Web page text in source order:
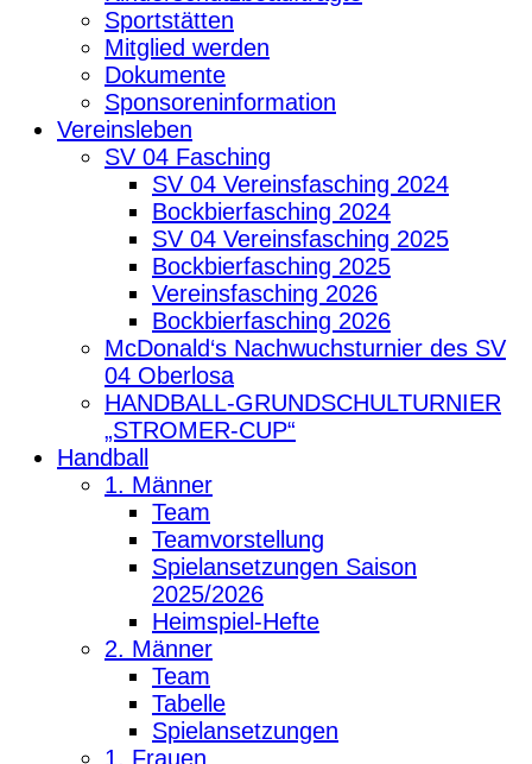
Sportstätten
Mitglied werden
Dokumente
Sponsoreninformation
Vereinsleben
SV 04 Fasching
SV 04 Vereinsfasching 2024
Bockbierfasching 2024
SV 04 Vereinsfasching 2025
Bockbierfasching 2025
Vereinsfasching 2026
Bockbierfasching 2026
McDonald‘s Nachwuchsturnier des SV
04 Oberlosa
HANDBALL-GRUNDSCHULTURNIER
„STROMER-CUP“
Handball
1. Männer
Team
Teamvorstellung
Spielansetzungen Saison
2025/2026
Heimspiel-Hefte
2. Männer
Team
Tabelle
Spielansetzungen
1. Frauen